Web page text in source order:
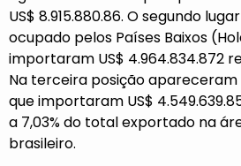
US$ 8.915.880.86. O segundo
ocupado pelos Países Baixos
importaram US$ 4.964.834.872
Na terceira posição apareceram
que importaram US$
a 7,03% do total exportado na
brasileiro.